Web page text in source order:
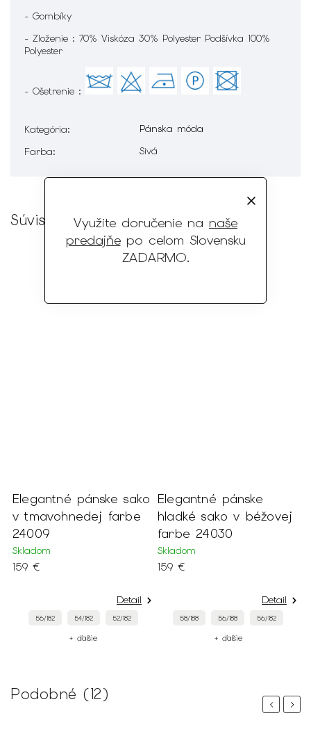
Využite doručenie na naše
predajňepo celom Slovensku
ZADARMO.
- Gombíky
- Zloženie : 70% Viskóza 30% Polyester Podšívka 100%
Polyester
- Ošetrenie :
Kategória:
Pánska móda
Farba: Sivá
Súvisiaci tovar
Elegantné pánske sako
v tmavohnedej farbe
24009
Skladom
159 €
Detail
56/182 54/182 52/182
+ ďalšie
Elegantné pánske
hladké sako v béžovej
farbe 24030
Skladom
159 €
Detail
58/188 56/188 56/182
+ ďalšie
Podobné (12)
PreviousNext